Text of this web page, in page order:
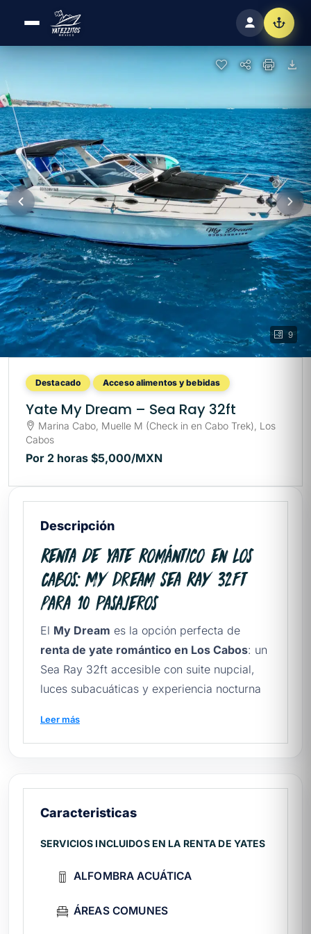
9
Destacado Acceso alimentos y bebidas
Yate My Dream – Sea Ray 32ft
Marina Cabo, Muelle M (Check in en Cabo Trek), Los
Cabos
Por 2 horas $5,000/MXN
Descripción
Renta de Yate Romántico en Los
Cabos: My Dream Sea Ray 32ft
para 10 Pasajeros
El My Dream es la opción perfecta de
renta de yate romántico en Los Cabos: un
Sea Ray 32ft accesible con suite nupcial,
luces subacuáticas y experiencia nocturna
MXN. Dentro de nuestro catálogo de
en Los Cabos, el My Dream destaca como
lunas de miel y aniversarios. Además, Cabo
San Lucas es uno de los destinos
describeCabo San Lucas en Wikipedia.
¿Qué incluye la renta del My
Dream?
Leer más
Caracteristicas
SERVICIOS INCLUIDOS EN LA RENTA DE YATES
ALFOMBRA ACUÁTICA
ÁREAS COMUNES